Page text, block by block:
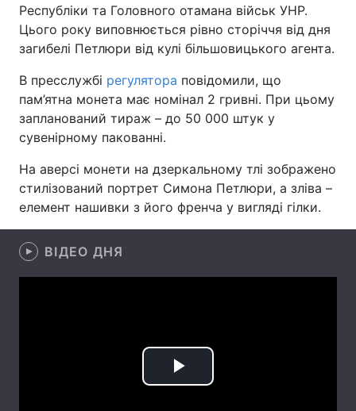
Економіка Світ
Спорт Наука
Техно і зв'язок Лайт
Зброя Інциденти
Здоров'я
Цікавинки Погода
Регіони
Лонгріди
Республіки та Головного отамана військ УНР.
Цього року виповнюється рівно сторіччя від дня
загибелі Петлюри від кулі більшовицького агента.
В пресслужбі регулятора повідомили, що
пам’ятна монета має номінал 2 гривні. При цьому
запланований тираж – до 50 000 штук у
сувенірному пакованні.
На аверсі монети на дзеркальному тлі зображено
стилізований портрет Симона Петлюри, а зліва –
елемент нашивки з його френча у вигляді гілки.
ВІДЕО ДНЯ
Play